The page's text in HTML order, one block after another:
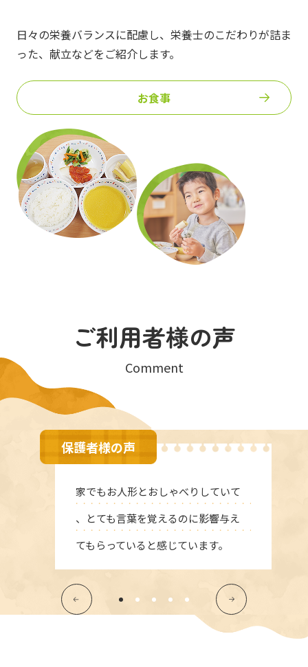
日々の栄養バランスに配慮し、栄養士のこだわりが詰ま
った、 献立などをご紹介します。
お食事
ご利用者様の声
Comment
保護者様の声
家でもお人形とおしゃべりしていて
、とても言葉を覚えるのに影響与え
てもらっていると感じています。